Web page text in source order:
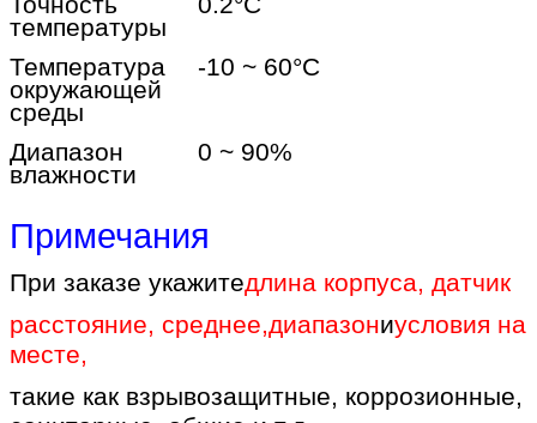
температуры
Температура
окружающей
среды
-10 ~ 60°C
Диапазон
влажности
0 ~ 90%
Примечания
При заказе укажитедлина корпуса, датчик
расстояние, среднее,диапазониусловия на
месте,
такие как взрывозащитные, коррозионные,